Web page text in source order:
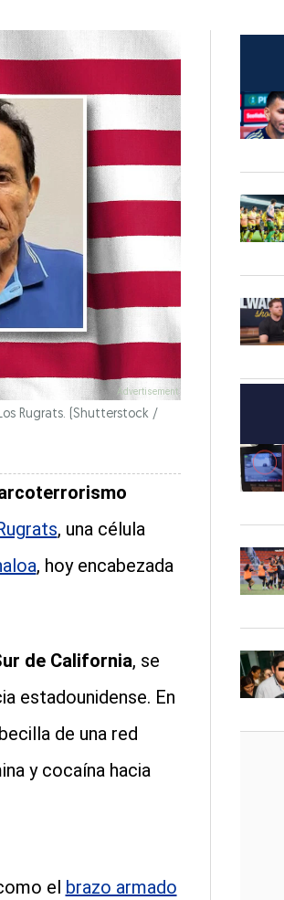
Rugrats. (Shutterstock /
, una célula
, hoy encabezada
de California, se
estadounidense. En
de una red
y cocaína hacia
el brazo armado